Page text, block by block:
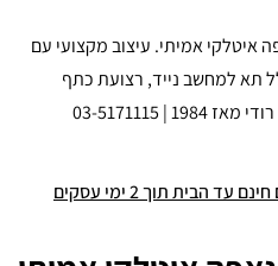
100% עור נאפה איטלקי אמיתי. עיצוב מקצועי עם
תא למחשב נייד, רצועת כתף
03-5171115
הבית תוך 2 ימי עסקים